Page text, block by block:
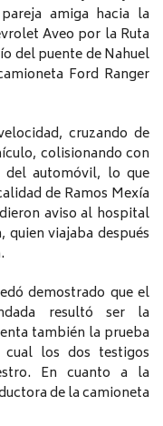
amiga hacia la
Aveo por la Ruta
del puente de Nahuel
Ford Ranger
cruzando de
colisionando con
automóvil, lo que
de Ramos Mexía
aviso al hospital
quien viajaba después
demostrado que el
resultó ser la
también la prueba
los dos testigos
En cuanto a la
de la camioneta